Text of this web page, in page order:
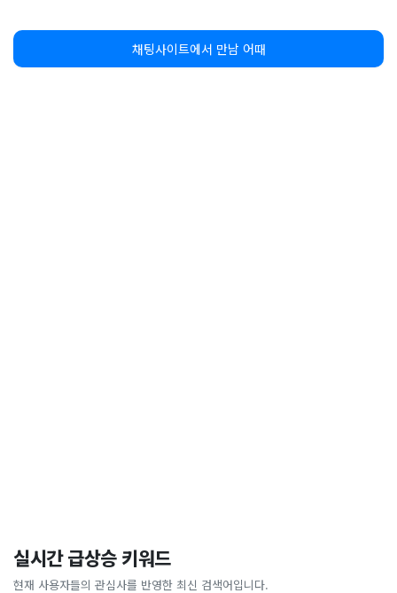
채팅사이트에서 만남 어때
실시간 급상승 키워드
현재 사용자들의 관심사를 반영한 최신 검색어입니다.